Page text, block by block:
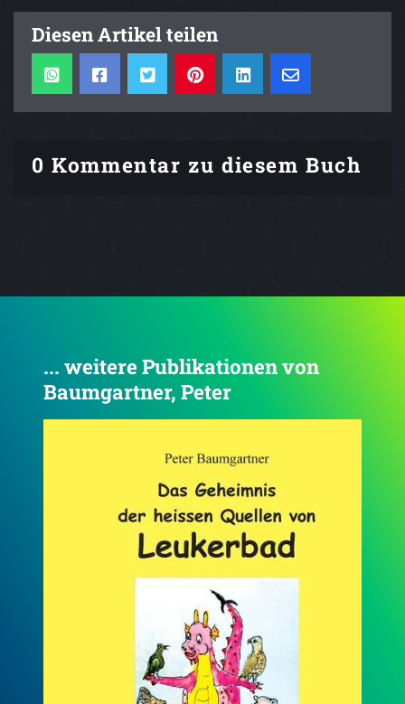
Diesen Artikel teilen
0 Kommentar zu diesem Buch
... weitere Publikationen von
Baumgartner, Peter